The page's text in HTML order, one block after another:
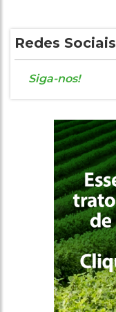
Redes Sociais
Siga-nos!